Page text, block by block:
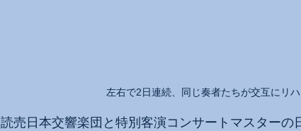
左右で2日連続、同じ奏者たちが交互にリ
読売日本交響楽団と特別客演コンサートマスター